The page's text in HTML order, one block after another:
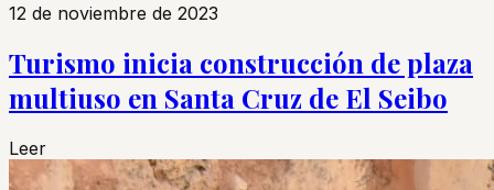
12 de noviembre de 2023
Turismo inicia construcción de plaza
multiuso en Santa Cruz de El Seibo
Leer